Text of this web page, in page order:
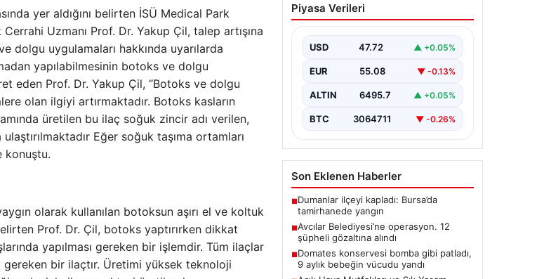
yer aldığını belirten İSÜ Medical Park
Uzmanı Prof. Dr. Yakup Çil, talep artışına
dolgu uygulamaları hakkında uyarılarda
yapılabilmesinin botoks ve dolgu
eden Prof. Dr. Yakup Çil, “Botoks ve dolgu
olan ilgiyi artırmaktadır. Botoks kasların
üretilen bu ilaç soğuk zincir adı verilen,
Eğer soğuk taşıma ortamları
konuştu.
olarak kullanılan botoksun aşırı el ve koltuk
Prof. Dr. Çil, botoks yaptırırken dikkat
yapılması gereken bir işlemdir. Tüm ilaçlar
gereken bir ilaçtır. Üretimi yüksek teknoloji
operasyon. 12 şüpheli
Piyasa Verileri
USD 47.72 ▲ +0.05%
EUR 55.08 ▼ -0.13%
ALTIN 6495.7 ▲ +0.05%
BTC 3064711 ▼ -0.26%
Son Eklenen Haberler
■Dumanlar ilçeyi kapladı: Bursa’da
tamirhanede yangın
■Avcılar Belediyesi’ne operasyon. 12
şüpheli gözaltına alındı
■Domates konservesi bomba gibi patladı,
9 aylık bebeğin vücudu yandı